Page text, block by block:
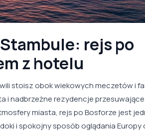
rejs po
z hotelu
stoisz obok wiekowych meczetów i
i nadbrzeżne rezydencje
miasta, rejs po Bosforze jest
i spokojny sposób oglądania Europy